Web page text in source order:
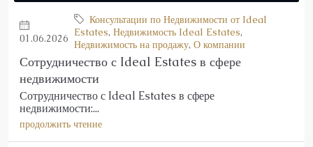
01.06.2026
Консультации по Недвижимости от Ideal
Estates, Недвижимость Ideal Estates,
Недвижимость на продажу, О компании
Сотрудничество с Ideal Estates в сфере
недвижимости
Сотрудничество с Ideal Estates в сфере
недвижимости:...
продолжить чтение